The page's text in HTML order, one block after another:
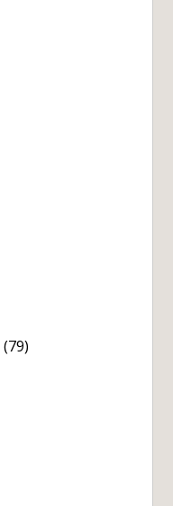
(79)